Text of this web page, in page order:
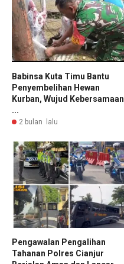
Babinsa Kuta Timu Bantu
Penyembelihan Hewan
Kurban, Wujud Kebersamaan
...
2 bulan lalu
Pengawalan Pengalihan
Tahanan Polres Cianjur